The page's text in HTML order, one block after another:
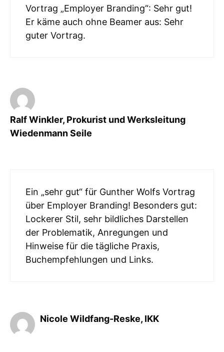
Vortrag „Employer Branding“: Sehr gut!
Er käme auch ohne Beamer aus: Sehr
guter Vortrag.
Ralf Winkler, Prokurist und Werksleitung
Wiedenmann Seile
Ein „sehr gut“ für Gunther Wolfs Vortrag
über Employer Branding! Besonders gut:
Lockerer Stil, sehr bildliches Darstellen
der Problematik, Anregungen und
Hinweise für die tägliche Praxis,
Buchempfehlungen und Links.
Nicole Wildfang-Reske, IKK